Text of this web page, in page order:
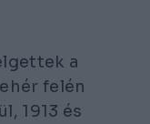
a
felén
1913 és